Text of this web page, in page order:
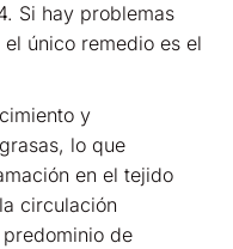
Si hay problemas
único remedio es el
y
lo que
en el tejido
circulación
de